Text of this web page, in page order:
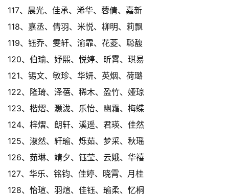
117、晨光、佳承、浠华、蓉倩、嘉新
118、嘉丞、倩羽、米悦、柳明、莉飘
119、钰乔、雯轩、渝霏、花菱、聪馥
120、伯瑜、妤熙、悦婷、昕霄、琪易
121、锡文、敏珍、华妍、英烟、荷璐
122、隆琦、泽蓓、稀木、盈竹、娅琼
123、楷熠、灏泷、乐怡、幽霜、梅蝶
124、梓熠、朗轩、溪遥、君瑛、佳然
125、淑然、轩瑜、烁茹、梦采、秋瑶
126、茹琳、靖夕、钰莹、云娥、华禧
127、华乐、铭钧、佳婷、晓霄、月桂
128、怡瑄、羽煊、佳钰、瑜柔、忆桐